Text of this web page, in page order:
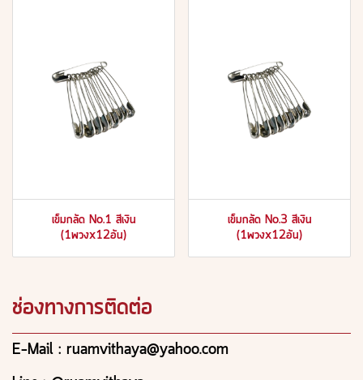
เข็มกลัด No.1 สีเงิน
(1พวงx12อัน)
เข็มกลัด No.3 สีเงิน
(1พวงx12อัน)
ช่องทางการติดต่อ
E-Mail : ruamvithaya@yahoo.com